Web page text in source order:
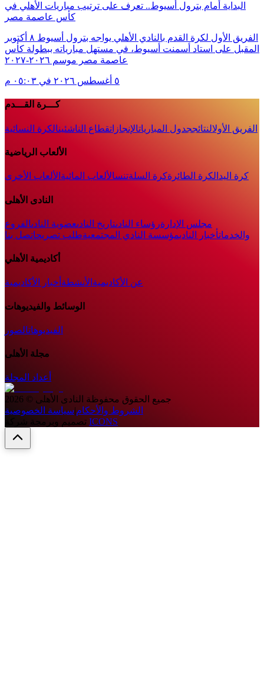
البداية أمام بترول أسيوط.. تعرف على ترتيب مباريات الأهلي في
كأس عاصمة مصر
الفريق الأول لكرة القدم بالنادي الأهلي يواجه بترول أسيوط ٨ أكتوبر
المقبل على استاد أسمنت أسيوط، في مستهل مبارياته ببطولة كأس
عاصمة مصر موسم ٢٠٢٦-٢٠٢٧
٥ أغسطس ٢٠٢٦ في ٠٥:٠٣ م
كـــرة القـــدم
الفريق الأولالنتائججدول المبارياتالإنجازاتقطاع الناشئينالكرة النسائية
الألعاب الرياضية
كرة اليد الكرة الطائرةكرة السلةتنسالألعاب المائية الألعاب الأخرى
النادى الأهلى
مجلس الإدارةرؤساء النادىتاريخ النادىعضوية النادىالفروع
والخدماتأخبار الناديمؤسسة النادي المجتمعيةطلب تصريحاتصل بنا
أكاديمية الأهلي
عن الأكاديمية الأنشطة أخبار الأكاديمية
الوسائط والفيديوهات
الفيديوهاتالصور
مجلة الأهلى
أعداد المجلة
جميع الحقوق محفوظة النادى الأهلى ©
2026
الشروط والأحكام|سياسة الخصوصية
تصميم وبرمجة شركة ICONS